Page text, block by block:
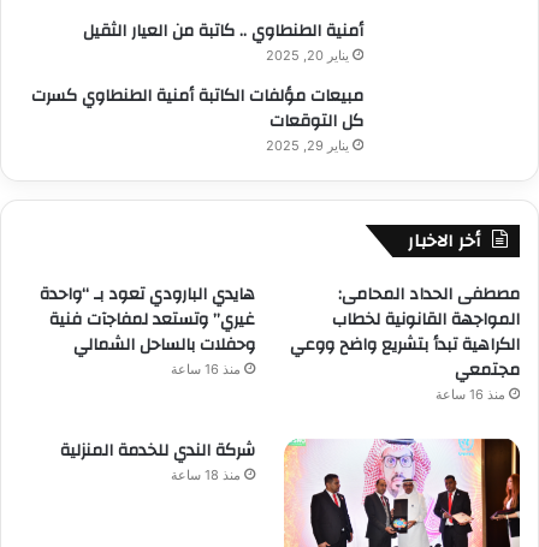
أمنية الطنطاوي .. كاتبة من العيار الثقيل
يناير 20, 2025
مبيعات مؤلفات الكاتبة أمنية الطنطاوي كسرت
كل التوقعات
يناير 29, 2025
أخر الاخبار
مصطفى الحداد المحامى:
المواجهة القانونية لخطاب
الكراهية تبدأ بتشريع واضح ووعي
مجتمعي
منذ 16 ساعة
هايدي البارودي تعود بـ “واحدة
غيري” وتستعد لمفاجآت فنية
وحفلات بالساحل الشمالي
منذ 16 ساعة
شركة الندي للخدمة المنزلية
منذ 18 ساعة